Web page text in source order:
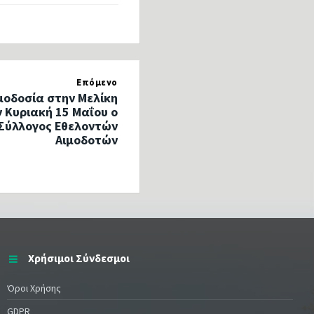
Επόμενο
στην Μελίκη
Κυριακή 15 Μαΐου ο
Εθελοντών
Αιμοδοτών
Χρήσιμοι Σύνδεσμοι
Όροι Χρήσης
GDPR